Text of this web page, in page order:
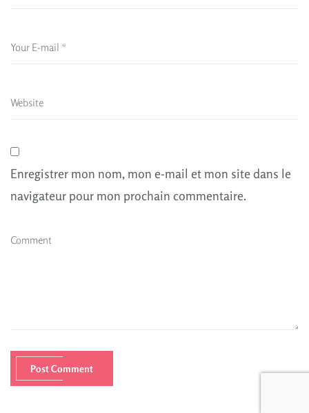
Enregistrer mon nom, mon e-mail et mon site dans le
navigateur pour mon prochain commentaire.
Post Comment